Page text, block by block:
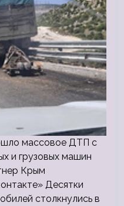
массовое ДТП с
и грузовых машин
Крым
Десятки
столкнулись в